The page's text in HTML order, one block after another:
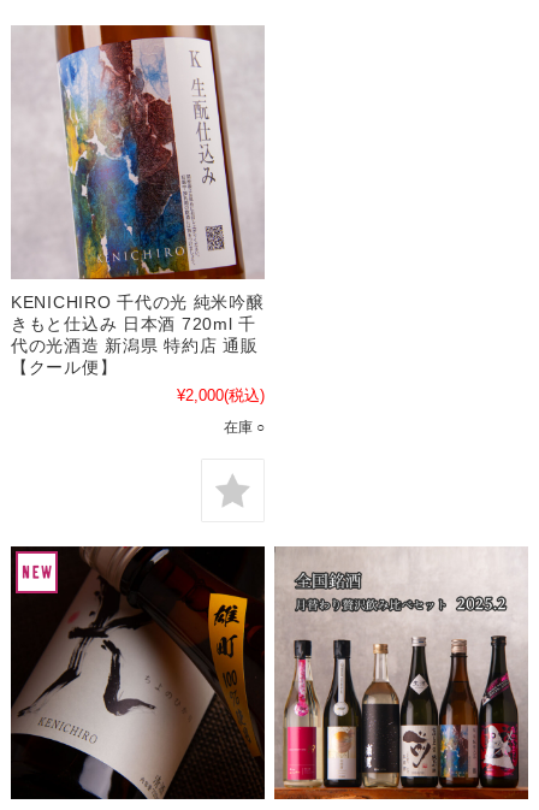
KENICHIRO 千代の光 純米吟醸
きもと仕込み 日本酒 720ml 千
代の光酒造 新潟県 特約店 通販
【クール便】
¥2,000(税込)
在庫 ○